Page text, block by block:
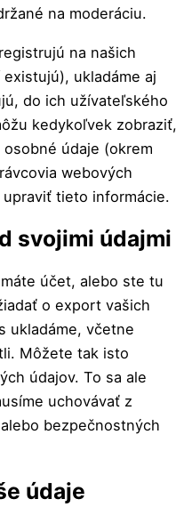
na moderáciu.
na našich
ukladáme aj
do ich užívateľského
kedykoľvek zobraziť,
údaje (okrem
webových
tieto informácie.
svojimi údajmi
účet, alebo ste tu
o export vašich
ukladáme, včetne
Môžete tak isto
údajov. To sa ale
uchovávať z
bezpečnostných
údaje